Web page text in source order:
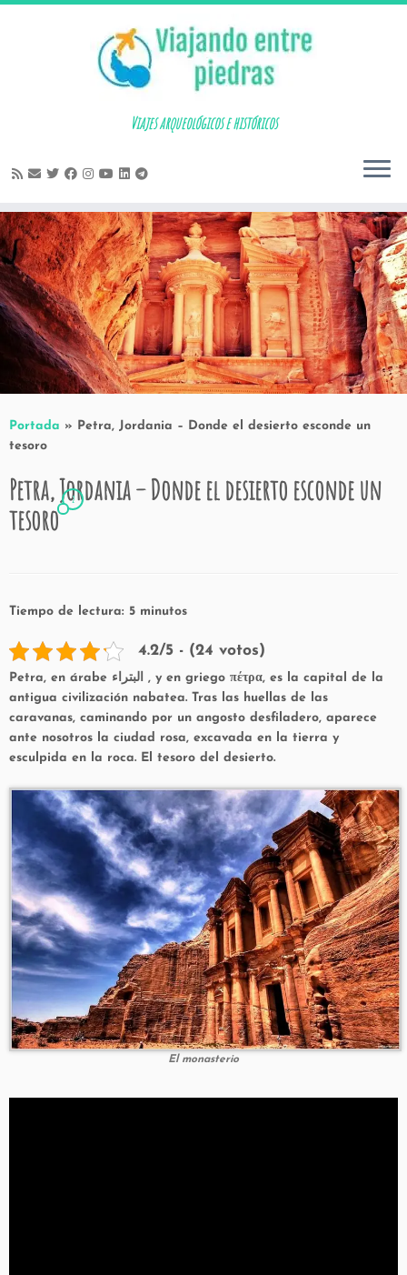
Skip
Viajes arqueológicos e históricos
Portada » Petra, Jordania – Donde el desierto esconde un
tesoro
Petra, Jordania – Donde el desierto esconde un
tesoro
2
Tiempo de lectura: 5 minutos
4.2/5 - (24 votos)
Petra, en árabe البتراء , y en griego πέτρα, es la capital de la
antigua civilización nabatea. Tras las huellas de las
caravanas, caminando por un angosto desfiladero, aparece
ante nosotros la ciudad rosa, excavada en la tierra y
esculpida en la roca. El tesoro del desierto.
El monasterio